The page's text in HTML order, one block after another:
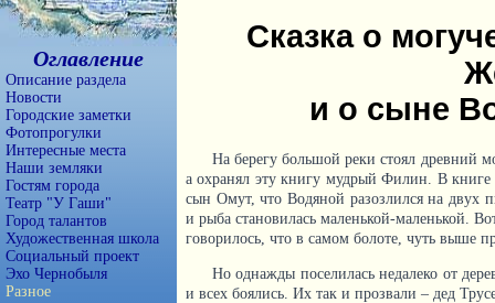
Оглавление
Описание раздела
Новости
Городские заметки
Фотопрогулки
Интересные места
Наши земляки
Гостям города
Театр "У Гаши"
Город талантов
Художественная школа
Социальный проект
Эхо Чернобыля
Разное
Сказка о
и о сыне
На берегу большой реки стоял древний
а охранял эту книгу мудрый Филин. В книге
сын Омут, что Водяной разозлился на двух
и рыба становилась маленькой-маленькой.
говорилось, что в самом болоте, чуть выше
Но однажды поселилась недалеко от
и всех боялись. Их так и прозвали – дед